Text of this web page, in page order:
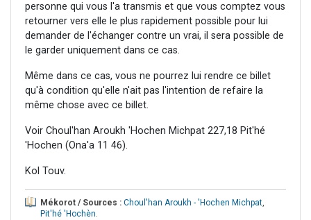
personne qui vous l'a transmis et que vous comptez vous
retourner vers elle le plus rapidement possible pour lui
demander de l'échanger contre un vrai, il sera possible de
le garder uniquement dans ce cas.
Même dans ce cas, vous ne pourrez lui rendre ce billet
qu'à condition qu'elle n'ait pas l'intention de refaire la
même chose avec ce billet.
Voir Choul'han Aroukh 'Hochen Michpat 227,18 Pit'hé
'Hochen (Ona'a 11 46).
Kol Touv.
Mékorot / Sources : Choul'han Aroukh - 'Hochen Michpat,
Pit'hé 'Hochèn.